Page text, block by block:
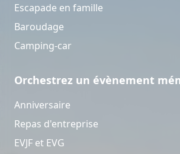
Escapade en famille
Baroudage
Camping-car
Orchestrez un évènement
Anniversaire
Repas d'entreprise
EVJF et EVG